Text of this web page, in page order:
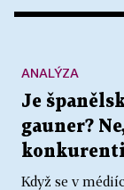
Je
gauner?
Když se v
ANALÝZA